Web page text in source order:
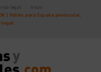
legal
Inicio
| Válido para España peninsular,